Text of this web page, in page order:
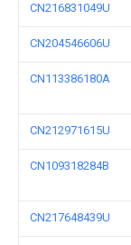
CN216831049U
CN204546606U
CN113386180A
CN212971615U
CN109318284B
CN217648439U